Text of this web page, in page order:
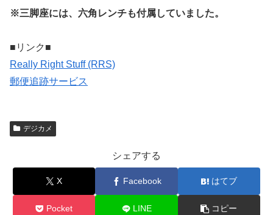
※三脚座には、六角レンチも付属していました。
■リンク■
Really Right Stuff (RRS)
郵便追跡サービス
デジカメ
シェアする
X Facebook はてブ
Pocket LINE コピー